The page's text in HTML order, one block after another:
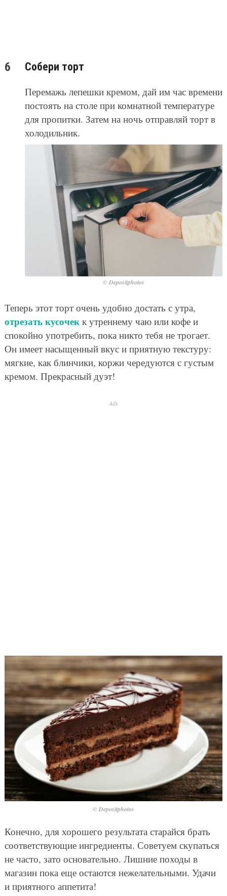
Собери торт
Перемажь лепешки кремом, дай им час времени
постоять на столе при комнатной температуре
для пропитки. Затем на ночь отправляй торт в
холодильник.
© Depositphotos
Теперь этот торт очень удобно достать с утра,
отрезать кусочекк утреннему чаю или кофе и
спокойно употребить, пока никто тебя не трогает.
Он имеет насыщенный вкус и приятную текстуру:
мягкие, как блинчики, коржи чередуются с густым
кремом. Прекрасный дуэт!
Ads
© Depositphotos
Конечно, для хорошего результата старайся брать
соответствующие ингредиенты. Советуем скупаться
не часто, зато основательно. Лишние походы в
магазин пока еще остаются нежелательными. Удачи
и приятного аппетита!